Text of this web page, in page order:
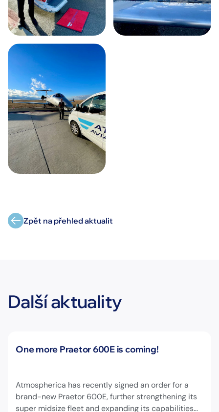
Zpět na přehled aktualit
Další aktuality
Novinky
One more Praetor 600E is coming!
Atmospherica has recently signed an order for a
brand-new Praetor 600E, further strengthening its
super midsize fleet and expanding its capabilities